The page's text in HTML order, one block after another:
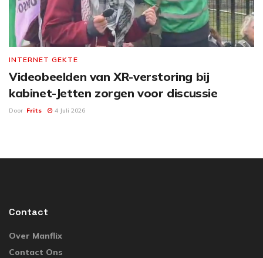
INTERNET GEKTE
Videobeelden van XR-verstoring bij
kabinet-Jetten zorgen voor discussie
Door Frits 4 Juli 2026
Contact
Over Manflix
Contact Ons